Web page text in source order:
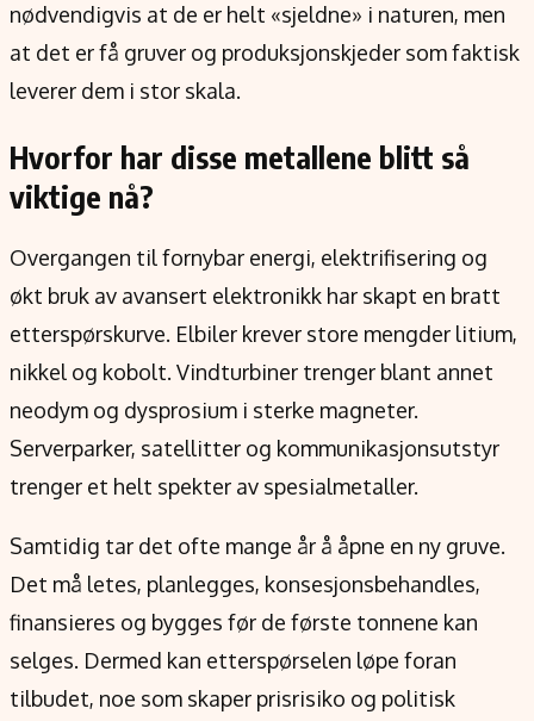
nødvendigvis at de er helt «sjeldne» i naturen, men
at det er få gruver og produksjonskjeder som faktisk
leverer dem i stor skala.
Hvorfor har disse metallene blitt så
viktige nå?
Overgangen til fornybar energi, elektrifisering og
økt bruk av avansert elektronikk har skapt en bratt
etterspørskurve. Elbiler krever store mengder litium,
nikkel og kobolt. Vindturbiner trenger blant annet
neodym og dysprosium i sterke magneter.
Serverparker, satellitter og kommunikasjonsutstyr
trenger et helt spekter av spesialmetaller.
Samtidig tar det ofte mange år å åpne en ny gruve.
Det må letes, planlegges, konsesjonsbehandles,
finansieres og bygges før de første tonnene kan
selges. Dermed kan etterspørselen løpe foran
tilbudet, noe som skaper prisrisiko og politisk